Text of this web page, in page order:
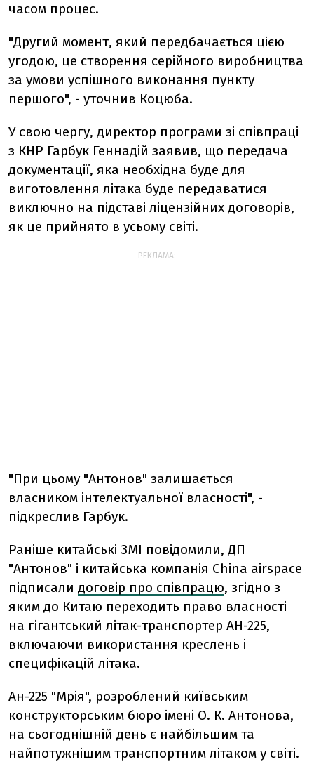
часом процес.
"Другий момент, який передбачається цією
угодою, це створення серійного виробництва
за умови успішного виконання пункту
першого", - уточнив Коцюба.
У свою чергу, директор програми зі співпраці
з КНР Гарбук Геннадій заявив, що передача
документації, яка необхідна буде для
виготовлення літака буде передаватися
виключно на підставі ліцензійних договорів,
як це прийнято в усьому світі.
РЕКЛАМА:
"При цьому "Антонов" залишається
власником інтелектуальної власності", -
підкреслив Гарбук.
Раніше китайські ЗМІ повідомили, ДП
"Антонов" і китайська компанія China airspace
підписали договір про співпрацю, згідно з
яким до Китаю переходить право власності
на гігантський літак-транспортер АН-225,
включаючи використання креслень і
специфікацій літака.
Ан-225 "Мрія", розроблений київським
конструкторським бюро імені О. К. Антонова,
на сьогоднішній день є найбільшим та
найпотужнішим транспортним літаком у світі.